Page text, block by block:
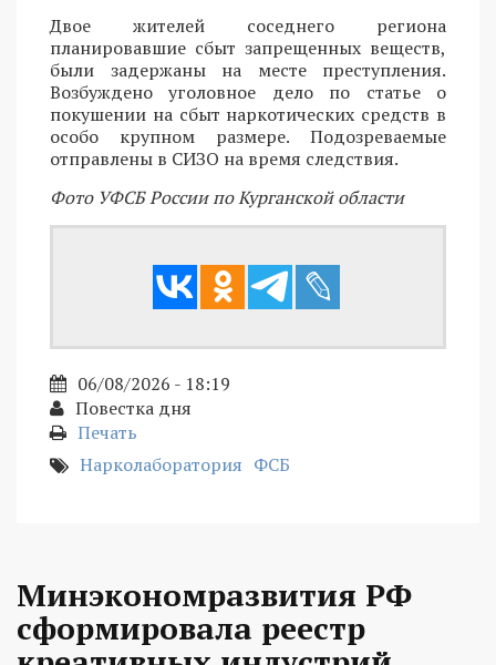
Двое жителей соседнего региона
планировавшие сбыт запрещенных веществ,
были задержаны на месте преступления.
Возбуждено уголовное дело по статье о
покушении на сбыт наркотических средств в
особо крупном размере. Подозреваемые
отправлены в СИЗО на время следствия.
Фото УФСБ России по Курганской области
06/08/2026 - 18:19
Повестка дня
Печать
Нарколаборатория ФСБ
Минэкономразвития РФ
сформировала реестр